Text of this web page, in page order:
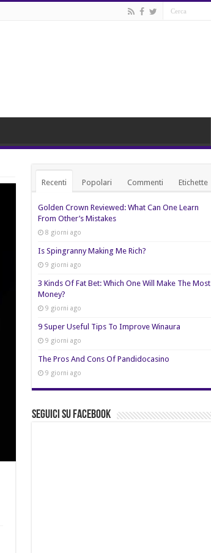
Recenti Popolari Commenti Etichette
Golden Crown Reviewed: What Can One Learn
From Other’s Mistakes
8 giorni ago
Is Spingranny Making Me Rich?
9 giorni ago
3 Kinds Of Fat Bet: Which One Will Make The Most
Money?
9 giorni ago
9 Super Useful Tips To Improve Winaura
9 giorni ago
The Pros And Cons Of Pandidocasino
9 giorni ago
Seguici su Facebook